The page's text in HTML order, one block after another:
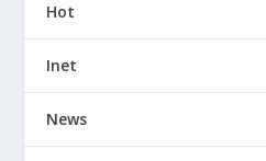
Hot
Inet
News